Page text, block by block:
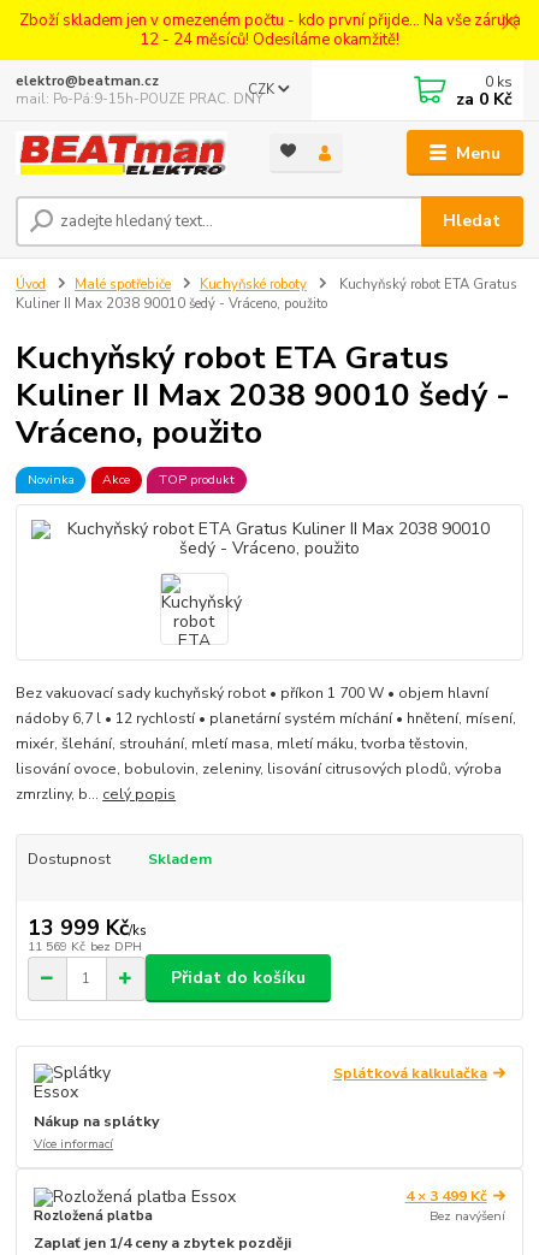
Zboží skladem jen v omezeném počtu - kdo první přijde... Na vše záruka
12 - 24 měsíců! Odesíláme okamžitě!
Menu
CZK
Hledat
elektro@beatman.cz
mail: Po-Pá:9-15h-POUZE PRAC. DNY
0 ks
za 0 Kč
Úvod Malé spotřebiče Kuchyňské roboty
Kuchyňský robot ETA Gratus
Kuliner II Max 2038 90010 šedý - Vráceno, použito
Kuchyňský robot ETA Gratus
Kuliner II Max 2038 90010 šedý -
Vráceno, použito
Novinka Akce TOP produkt
Bez vakuovací sady kuchyňský robot • příkon 1 700 W • objem hlavní
nádoby 6,7 l • 12 rychlostí • planetární systém míchání • hnětení, mísení,
mixér, šlehání, strouhání, mletí masa, mletí máku, tvorba těstovin,
lisování ovoce, bobulovin, zeleniny, lisování citrusových plodů, výroba
zmrzliny, b... celý popis
Dostupnost Skladem
13 999 Kč/ks
11 569 Kč bez DPH
Přidat do košíku
Splátková kalkulačka
Nákup na splátky
Více informací
Rozložená platba
4 × 3 499 Kč
Bez navýšení
Zaplať jen 1/4 ceny a zbytek později